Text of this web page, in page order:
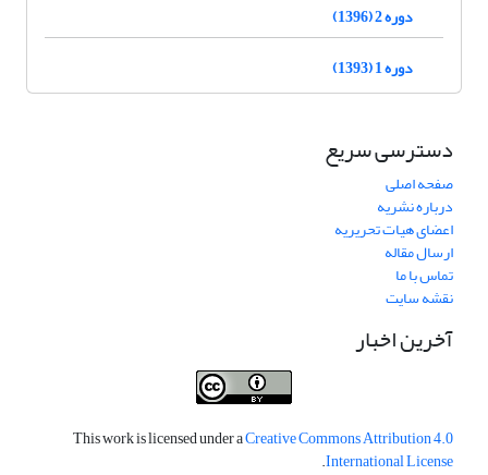
دوره 2 (1396)
دوره 1 (1393)
دسترسی سریع
صفحه اصلی
درباره نشریه
اعضای هیات تحریریه
ارسال مقاله
تماس با ما
نقشه سایت
آخرین اخبار
This work is licensed under aCreative Commons Attribution 4.0
International License
.